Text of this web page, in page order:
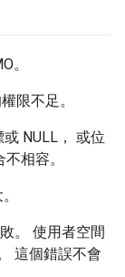
。
限不足。
NULL， 或位
不相容。
。 使用者空間
這個錯誤不會